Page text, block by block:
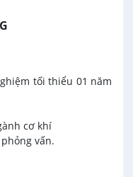
tối thiểu 01 năm
cơ khí
vấn.